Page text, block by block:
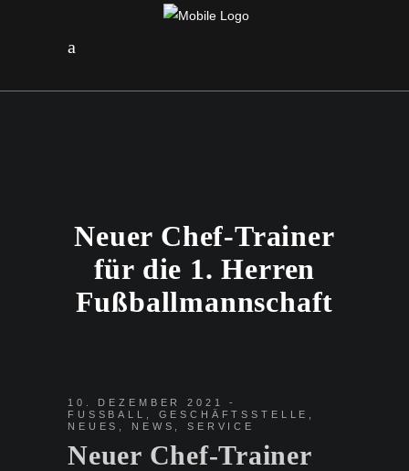
Neuer Chef-Trainer
für die 1. Herren
Fußballmannschaft
10. DEZEMBER 2021
FUSSBALL
GESCHÄFTSSTELLE
NEUES
NEWS ,SERVICE
Neuer Chef-Trainer